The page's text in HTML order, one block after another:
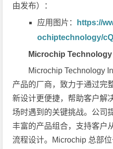
由发布）：
应用图片：
https://
ochiptechnology/
Microchip
Microchip Technology
产品的厂商，致力于通过完
新设计更便捷，帮助客户解
场时遇到的关键挑战。公司
丰富的产品组合，支持客户
流程设计。Microchip 总部